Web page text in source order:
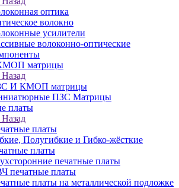
оптика
волокно
усилители
волоконно-оптические
матрицы
Назад
И КМОП матрицы
ПЗС Матрицы
платы
Назад
платы
Полугибкие и Гибко-жёсткие
платы
печатные платы
печатные платы
платы на металлической подложке